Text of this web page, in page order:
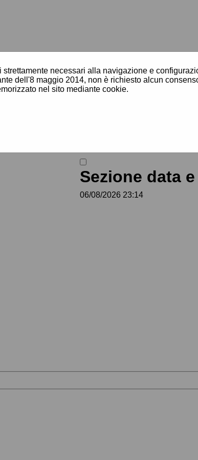
[V]
Sezione data
06/08/2026 23:14
necessari alla navigazione e
dell'8 maggio 2014, non è richiesto alcun
nel sito mediante cookie.